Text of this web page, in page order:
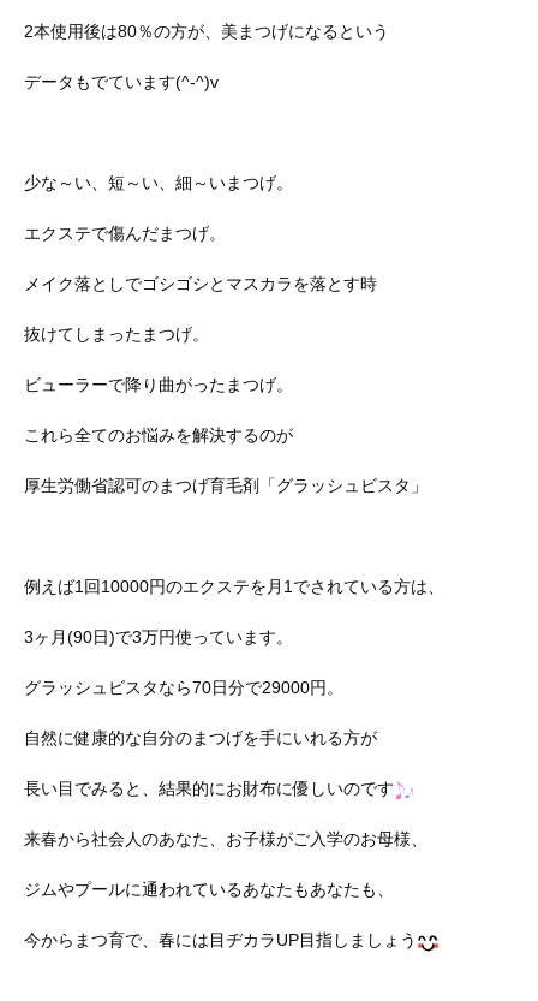
2本使用後は80％の方が、美まつげになるという
データもでています(^-^)v
少な～い、短～い、細～いまつげ。
エクステで傷んだまつげ。
メイク落としでゴシゴシとマスカラを落とす時
抜けてしまったまつげ。
ビューラーで降り曲がったまつげ。
これら全てのお悩みを解決するのが
厚生労働省認可のまつげ育毛剤「グラッシュビスタ」
例えば1回10000円のエクステを月1でされている方は、
3ヶ月(90日)で3万円使っています。
グラッシュビスタなら70日分で29000円。
自然に健康的な自分のまつげを手にいれる方が
長い目でみると、結果的にお財布に優しいのです
来春から社会人のあなた、お子様がご入学のお母様、
ジムやプールに通われているあなたもあなたも、
今からまつ育で、春には目ヂカラUP目指しましょう